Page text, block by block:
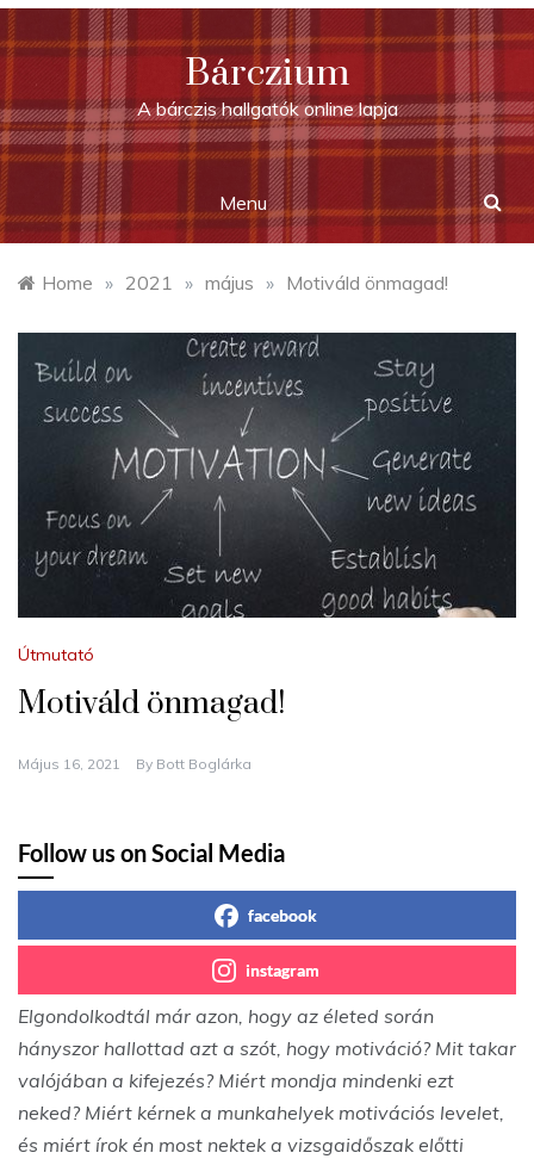
Skip
to
content
Bárczium
A bárczis hallgatók online lapja
Menu
Home » 2021 » május » Motiváld önmagad!
Útmutató
Motiváld önmagad!
Május 16, 2021 By Bott Boglárka
Follow us on Social Media
facebook
instagram
Elgondolkodtál már azon, hogy az életed során
hányszor hallottad azt a szót, hogy motiváció? Mit takar
valójában a kifejezés? Miért mondja mindenki ezt
neked? Miért kérnek a munkahelyek motivációs levelet,
és miért írok én most nektek a vizsgaidőszak előtti